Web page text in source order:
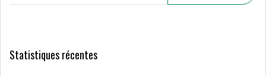
Statistiques récentes